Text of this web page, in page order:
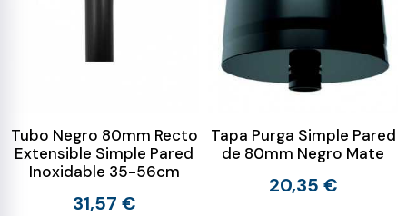
Tubo Negro 80mm Recto
Extensible Simple Pared
Inoxidable 35-56cm
31,57 €
Tapa Purga Simple Pared
de 80mm Negro Mate
20,35 €